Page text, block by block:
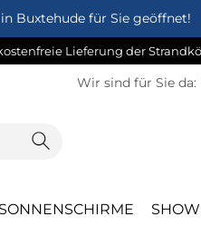
Buxtehude für Sie geöffnet!
Lieferung der
Wir sind für Sie da:
SONNENSCHIRME